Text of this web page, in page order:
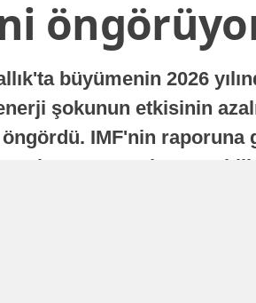
büyümenin 2026
şokunun etkisinin
IMF'nin raporuna
süreci